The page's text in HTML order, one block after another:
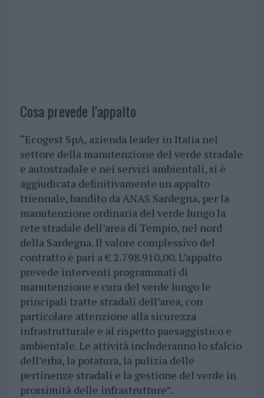
Cosa prevede l’appalto
“Ecogest SpA, azienda leader in Italia nel
settore della manutenzione del verde stradale
e autostradale e nei servizi ambientali, si è
aggiudicata definitivamente un appalto
triennale, bandito da ANAS Sardegna, per la
manutenzione ordinaria del verde lungo la
rete stradale dell’area di Tempio, nel nord
della Sardegna. Il valore complessivo del
contratto è pari a € 2.798.910,00. L’appalto
prevede interventi programmati di
manutenzione e cura del verde lungo le
principali tratte stradali dell’area, con
particolare attenzione alla sicurezza
infrastrutturale e al rispetto paesaggistico e
ambientale. Le attività includeranno lo sfalcio
dell’erba, la potatura, la pulizia delle
pertinenze stradali e la gestione del verde in
prossimità delle infrastrutture”.